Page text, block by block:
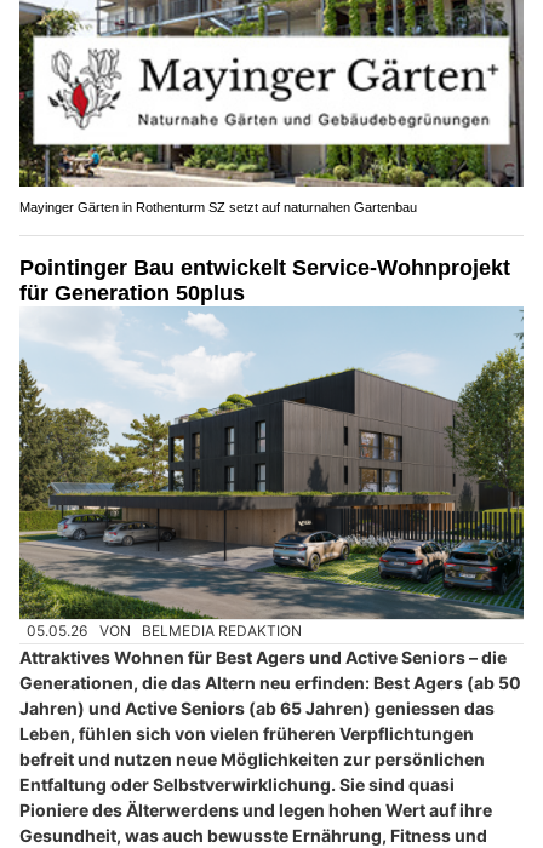
Mayinger Gärten in Rothenturm SZ setzt auf naturnahen Gartenbau
Pointinger Bau entwickelt Service-Wohnprojekt
für Generation 50plus
05.05.26 VON BELMEDIA REDAKTION
Attraktives Wohnen für Best Agers und Active Seniors – die
Generationen, die das Altern neu erfinden: Best Agers (ab 50
Jahren) und Active Seniors (ab 65 Jahren) geniessen das
Leben, fühlen sich von vielen früheren Verpflichtungen
befreit und nutzen neue Möglichkeiten zur persönlichen
Entfaltung oder Selbstverwirklichung. Sie sind quasi
Pioniere des Älterwerdens und legen hohen Wert auf ihre
Gesundheit, was auch bewusste Ernährung, Fitness und